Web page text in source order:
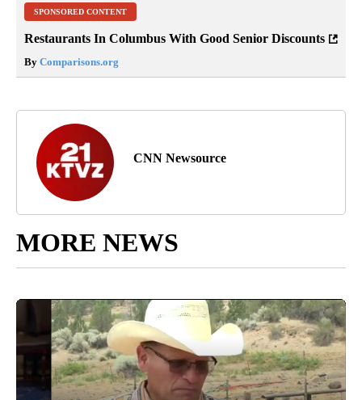
SPONSORED CONTENT
Restaurants In Columbus With Good Senior Discounts
By Comparisons.org
CNN Newsource
MORE NEWS